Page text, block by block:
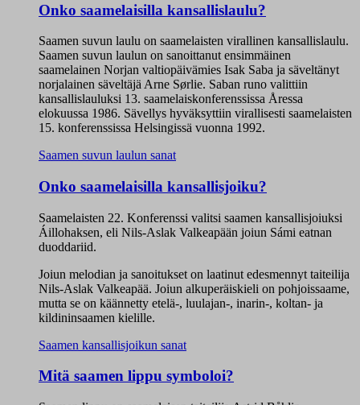
Onko saamelaisilla kansallislaulu?
Saamen suvun laulu on saamelaisten virallinen kansallislaulu.
Saamen suvun laulun on sanoittanut ensimmäinen
saamelainen Norjan valtiopäivämies Isak Saba ja säveltänyt
norjalainen säveltäjä Arne Sørlie. Saban runo valittiin
kansallislauluksi 13. saamelaiskonferenssissa Åressa
elokuussa 1986. Sävellys hyväksyttiin virallisesti saamelaisten
15. konferenssissa Helsingissä vuonna 1992.
Saamen suvun laulun sanat
Onko saamelaisilla kansallisjoiku?
Saamelaisten 22. Konferenssi valitsi saamen kansallisjoiuksi
Áillohaksen, eli Nils-Aslak Valkeapään joiun Sámi eatnan
duoddariid.
Joiun melodian ja sanoitukset on laatinut edesmennyt taiteilija
Nils-Aslak Valkeapää. Joiun alkuperäiskieli on pohjoissaame,
mutta se on käännetty etelä-, luulajan-, inarin-, koltan- ja
kildininsaamen kielille.
Saamen kansallisjoikun sanat
Mitä saamen lippu symboloi?